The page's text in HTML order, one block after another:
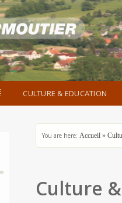
CULTURE & EDUCATION
You are here: Accueil »
Culture